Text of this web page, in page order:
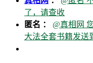
了，请查收
匿名 ： @真相网
大法全套书籍发送